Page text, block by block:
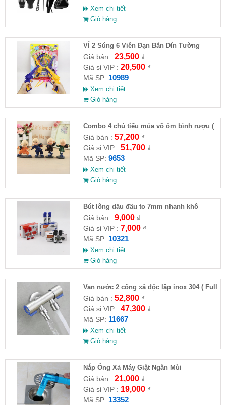
Xem chi tiết
Giỏ hàng
VỈ 2 Súng 6 Viên Đạn Bắn Dín Tường
Giá bán : 23,500₫
Giá sỉ VIP : 20,500₫
Mã SP: 10989
Xem chi tiết
Giỏ hàng
Combo 4 chú tiểu múa võ ôm bình rượu (
HĐ )
Giá bán : 57,200₫
Giá sỉ VIP : 51,700₫
Mã SP: 9653
Xem chi tiết
Giỏ hàng
Bút lông dầu đầu to 7mm nhanh khô
Giá bán : 9,000₫
Giá sỉ VIP : 7,000₫
Mã SP: 10321
Xem chi tiết
Giỏ hàng
Van nước 2 cổng xả độc lập inox 304 ( Full
VAT )
Giá bán : 52,800₫
Giá sỉ VIP : 47,300₫
Mã SP: 11667
Xem chi tiết
Giỏ hàng
Nắp Ống Xả Máy Giặt Ngăn Mùi
Giá bán : 21,000₫
Giá sỉ VIP : 19,000₫
Mã SP: 13352